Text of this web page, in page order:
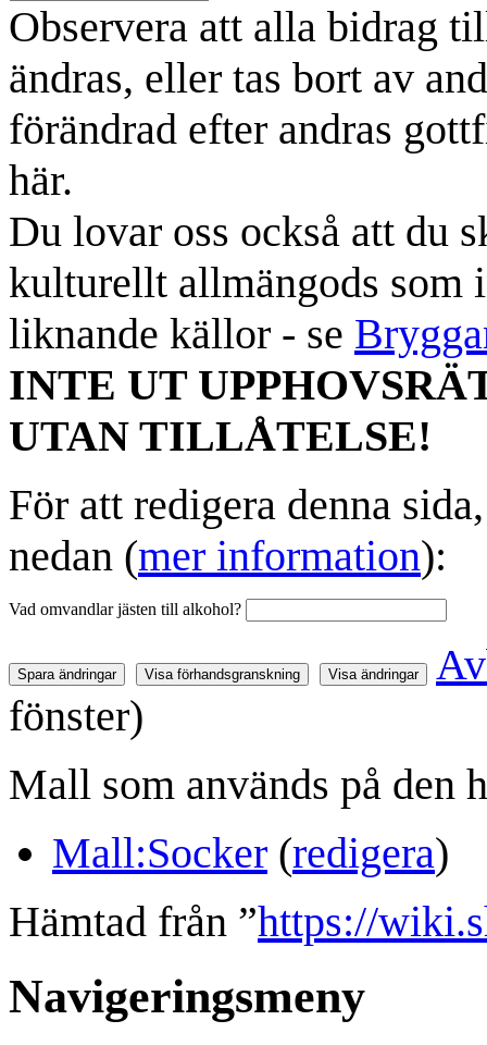
Observera att alla bidrag
ändras, eller tas bort av
förändrad efter andras
här.
Du lovar oss också att du
kulturellt allmängods som
liknande källor - se
INTE UT
UTAN TILLÅTELSE!
För att redigera denna
nedan (mer information):
Vad omvandlar jästen till alkohol?
fönster)
Mall som används på den
Mall:Socker (redigera)
Hämtad från ”https://
Navigeringsmeny